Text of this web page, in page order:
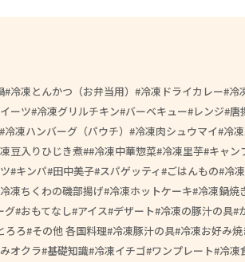
冷凍とんかつ（お弁当用） 冷凍ドライカレー 冷
ーツ 冷凍グリルチキン バーベキュー レンジ 唐
冷凍ハンバーグ（パウチ） 冷凍肉シュウマイ 冷
豆入りひじき煮 #冷凍中華惣菜 冷凍里芋 キャン
キンパ 田中美子 スパゲッティ ごはんもの 冷
冷凍ちくわの磯部揚げ 冷凍ホットケーキ 冷凍鍋焼
グ おもてなし アイス デザート 冷凍の豚汁の具
ろろ その他 各国料理 冷凍豚汁の具 冷凍お好み焼
オクラ 基礎知識 冷凍イチゴ ワンプレート 冷凍